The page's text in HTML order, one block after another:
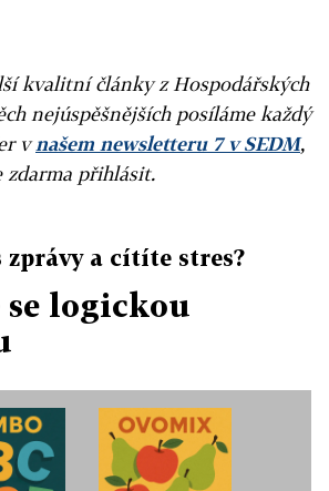
kvalitní články z Hospodářských
nejúspěšnějších posíláme každý
vnašem newsletteru 7 v SEDM,
zdarma přihlásit.
zprávy a cítíte stres?
se logickou